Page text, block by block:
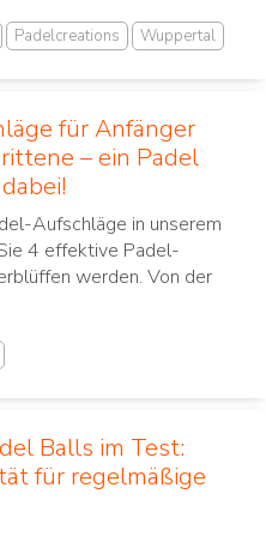
Padelcreations Wuppertal
für Anfänger
– ein Padel
Aufschläge in unserem
4 effektive Padel-
werden. Von der
Balls im Test:
für regelmäßige